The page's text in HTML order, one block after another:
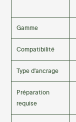
Gamme
Compatibilité
Type d'ancrage
Préparation
requise